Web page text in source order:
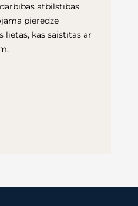
atbilstības
pieredze
lietās, kas saistītas ar